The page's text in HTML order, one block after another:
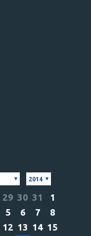
2014
29 30 31
1
5 6 7
8
12 13 14 15